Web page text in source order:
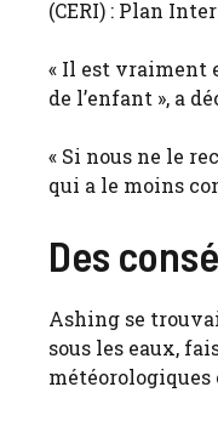
(CERI) : Plan
« Il est vraiment
de l’enfant », a
« Si nous ne le
qui a le moins
Des
Ashing se
sous les eaux,
météorologiques